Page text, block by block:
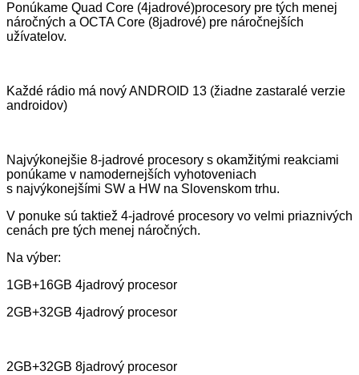
Ponúkame Quad Core (4jadrové)procesory pre tých menej
náročných a OCTA Core (8jadrové) pre náročnejších
užívatelov.
Každé rádio má nový ANDROID 13 (žiadne zastaralé verzie
androidov)
Najvýkonejšie 8-jadrové procesory s okamžitými reakciami
ponúkame v namodernejších vyhotoveniach
s najvýkonejšími SW a HW na Slovenskom trhu.
V ponuke sú taktiež 4-jadrové procesory vo velmi priaznivých
cenách pre tých menej náročných.
Na výber:
1GB+16GB 4jadrový procesor
2GB+32GB 4jadrový procesor
2GB+32GB 8jadrový procesor